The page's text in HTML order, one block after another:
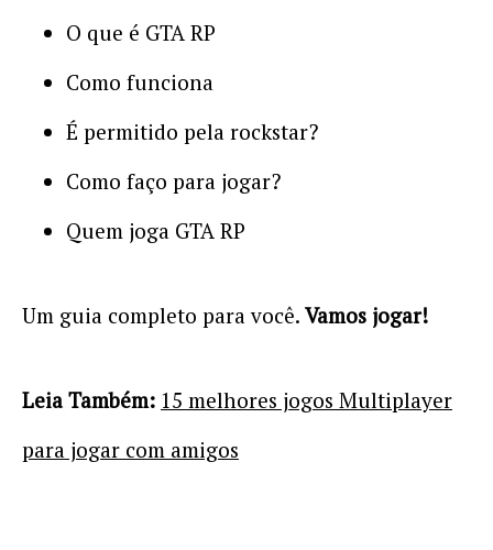
O que é GTA RP
Como funciona
É permitido pela rockstar?
Como faço para jogar?
Quem joga GTA RP
Um guia completo para você. Vamos jogar!
Leia Também: 15 melhores jogos Multiplayer
para jogar com amigos